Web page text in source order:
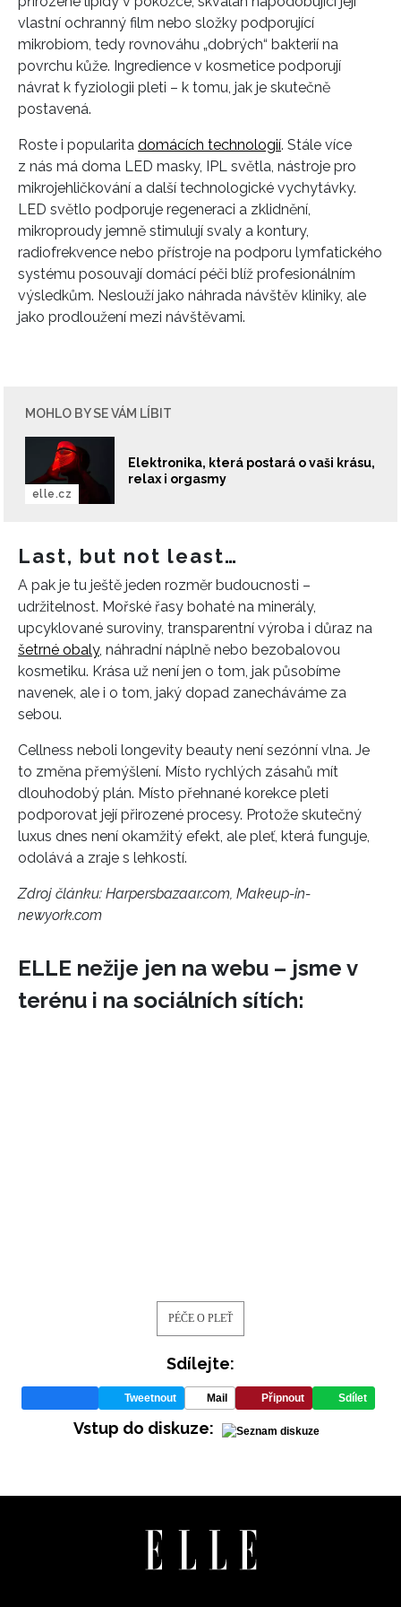
INFORMACE
REDAKCE
NEWSLETTER
vlastní ochranný film nebo složky podporující
mikrobiom, tedy rovnováhu „dobrých“ bakterií na
povrchu kůže. Ingredience v kosmetice podporují
návrat k fyziologii pleti – k tomu, jak je skutečně
postavená.
Roste i popularita domácích technologií. Stále více
z nás má doma LED masky, IPL světla, nástroje pro
mikrojehličkování a další technologické vychytávky.
LED světlo podporuje regeneraci a zklidnění,
mikroproudy jemně stimulují svaly a kontury,
radiofrekvence nebo přístroje na podporu lymfatického
systému posouvají domácí péči blíž profesionálním
výsledkům. Neslouží jako náhrada návštěv kliniky, ale
jako prodloužení mezi návštěvami.
MOHLO BY SE VÁM LÍBIT
Elektronika, která postará o vaši krásu,
relax i orgasmy
elle.cz
Last, but not least…
A pak je tu ještě jeden rozměr budoucnosti –
udržitelnost. Mořské řasy bohaté na minerály,
upcyklované suroviny, transparentní výroba i důraz na
šetrné obaly, náhradní náplně nebo bezobalovou
kosmetiku. Krása už není jen o tom, jak působíme
navenek, ale i o tom, jaký dopad zanecháváme za
sebou.
Cellness neboli longevity beauty není sezónní vlna. Je
to změna přemýšlení. Místo rychlých zásahů mít
dlouhodobý plán. Místo přehnané korekce pleti
podporovat její přirozené procesy. Protože skutečný
luxus dnes není okamžitý efekt, ale pleť, která funguje,
odolává a zraje s lehkostí.
Zdroj článku: Harpersbazaar.com, Makeup-in-
newyork.com
ELLE nežije jen na webu – jsme v
terénu i na sociálních sítích:
PÉČE O PLEŤ
Sdílejte:
Tweetnout Mail Připnout Sdílet
Vstup do diskuze: